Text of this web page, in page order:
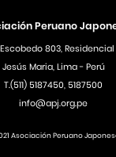
Peruano
803,
Jesús Maria, Lima - Perú
T.(511) 5187450, 5187500
info@apj.org.pe
Asociación Peruano